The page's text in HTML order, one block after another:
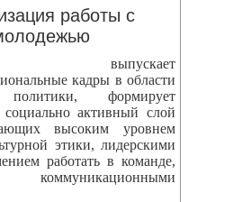
работы с
выпускает
кадры в области
политики, формирует
активный слой
высоким уровнем
этики, лидерскими
работать в команде,